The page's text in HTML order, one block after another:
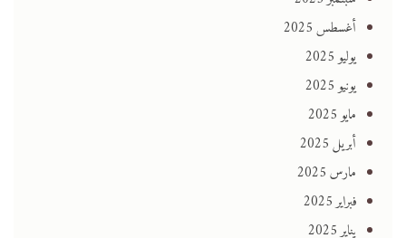
أغسطس 2025
يوليو 2025
يونيو 2025
مايو 2025
أبريل 2025
مارس 2025
فبراير 2025
يناير 2025